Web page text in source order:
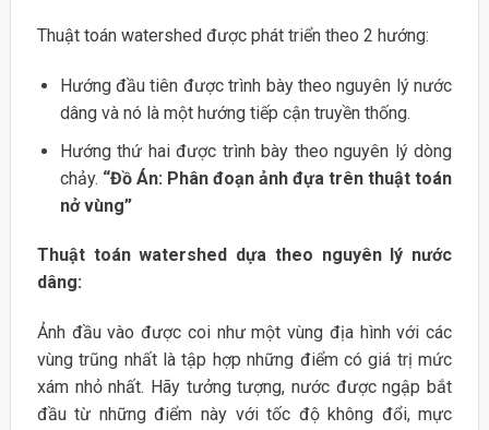
Thuật toán watershed được phát triển theo 2 hướng:
Hướng đầu tiên được trình bày theo nguyên lý nước
dâng và nó là một hướng tiếp cận truyền thống.
Hướng thứ hai được trình bày theo nguyên lý dòng
chảy. “Đồ Án: Phân đoạn ảnh đựa trên thuật toán
nở vùng”
Thuật toán watershed dựa theo nguyên lý nước
dâng:
Ảnh đầu vào được coi như một vùng địa hình với các
vùng trũng nhất là tập hợp những điểm có giá trị mức
xám nhỏ nhất. Hãy tưởng tượng, nước được ngập bắt
đầu từ những điểm này với tốc độ không đổi, mực